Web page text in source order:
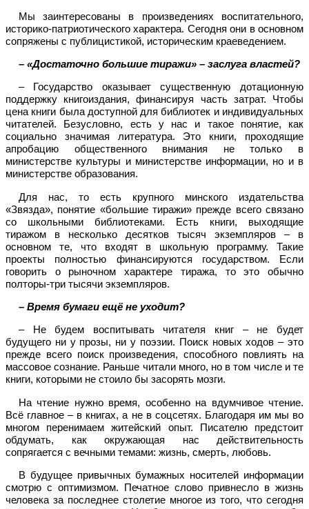
Мы заинтересованы в произведениях воспитательного,
историко-патриотического характера. Сегодня они в основном
сопряжены с публицистикой, историческим краеведением.
– «Достаточно большие тиражи» – заслуга властей?
– Государство оказывает существенную дотационную
поддержку книгоиздания, финансируя часть затрат. Чтобы
цена книги была доступной для библиотек и индивидуальных
читателей. Безусловно, есть у нас и такое понятие, как
социально значимая литература. Это книги, проходящие
апробацию общественного внимания не только в
министерстве культуры и министерстве информации, но и в
министерстве образования.
Для нас, то есть крупного минского издательства
«Звязда», понятие «большие тиражи» прежде всего связано
со школьными библиотеками. Есть книги, выходящие
тиражом в несколько десятков тысяч экземпляров – в
основном те, что входят в школьную программу. Такие
проекты полностью финансируются государством. Если
говорить о рыночном характере тиража, то это обычно
полторы-три тысячи экземпляров.
– Время бумаги ещё не уходит?
– Не будем воспитывать читателя книг – не будет
будущего ни у прозы, ни у поэзии. Поиск новых ходов – это
прежде всего поиск произведения, способного повлиять на
массовое сознание. Раньше читали много, но в том числе и те
книги, которыми не стоило бы засорять мозги.
На чтение нужно время, особенно на вдумчивое чтение.
Всё главное – в книгах, а не в соцсетях. Благодаря им мы во
многом перенимаем житейский опыт. Писателю предстоит
обдумать, как окружающая нас действительность
сопрягается с вечными темами: жизнь, смерть, любовь.
В будущее привычных бумажных носителей информации
смотрю с оптимизмом. Печатное слово привнесло в жизнь
человека за последнее столетие многое из того, что сегодня